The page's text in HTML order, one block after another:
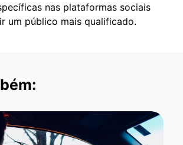
nas plataformas sociais
um público mais qualificado.